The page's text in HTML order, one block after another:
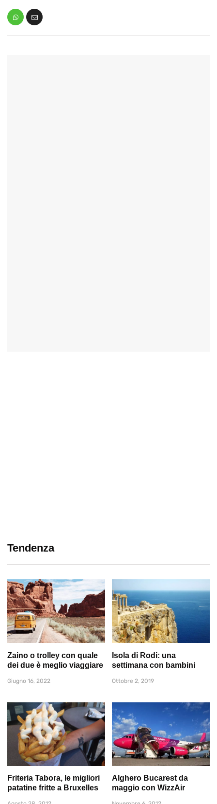
Tendenza
Zaino o trolley con quale
dei due è meglio viaggiare
Giugno 16, 2022
Isola di Rodi: una
settimana con bambini
Ottobre 2, 2019
Friteria Tabora, le migliori
patatine fritte a Bruxelles
Alghero Bucarest da
maggio con WizzAir